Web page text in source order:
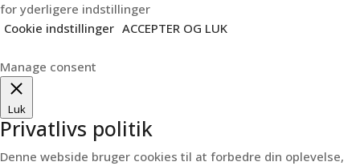
for yderligere indstillinger
Cookie indstillinger ACCEPTER OG LUK
Manage consent
Luk
Privatlivs politik
Denne webside bruger cookies til at forbedre din oplevelse,